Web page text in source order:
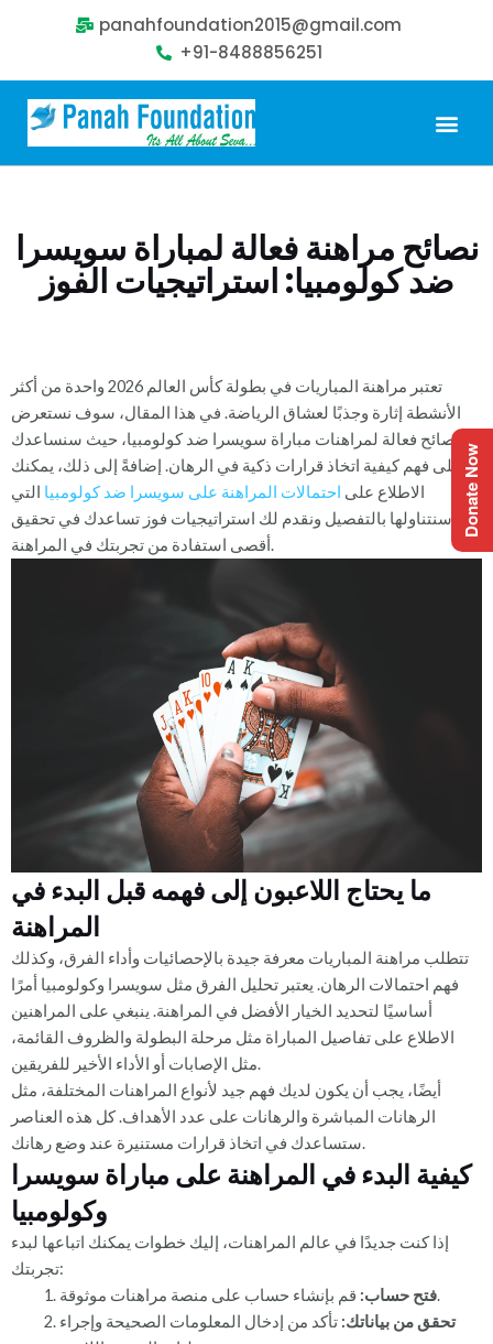
panahfoundation2015@gmail.com
+91-8488856251
نصائح مراهنة فعالة لمباراة سويسرا
ضد كولومبيا: استراتيجيات الفوز
تعتبر مراهنة المباريات في بطولة كأس العالم 2026 واحدة من أكثر
الأنشطة إثارة وجذبًا لعشاق الرياضة. في هذا المقال، سوف نستعرض
نصائح فعالة لمراهنات مباراة سويسرا ضد كولومبيا، حيث سنساعدك
على فهم كيفية اتخاذ قرارات ذكية في الرهان. إضافةً إلى ذلك، يمكنك
الاطلاع على احتمالات المراهنة على سويسرا ضد كولومبيا التي
سنتناولها بالتفصيل ونقدم لك استراتيجيات فوز تساعدك في تحقيق
أقصى استفادة من تجربتك في المراهنة.
ما يحتاج اللاعبون إلى فهمه قبل البدء في
المراهنة
تتطلب مراهنة المباريات معرفة جيدة بالإحصائيات وأداء الفرق، وكذلك
فهم احتمالات الرهان. يعتبر تحليل الفرق مثل سويسرا وكولومبيا أمرًا
أساسيًا لتحديد الخيار الأفضل في المراهنة. ينبغي على المراهنين
الاطلاع على تفاصيل المباراة مثل مرحلة البطولة والظروف القائمة،
مثل الإصابات أو الأداء الأخير للفريقين.
أيضًا، يجب أن يكون لديك فهم جيد لأنواع المراهنات المختلفة، مثل
الرهانات المباشرة والرهانات على عدد الأهداف. كل هذه العناصر
ستساعدك في اتخاذ قرارات مستنيرة عند وضع رهانك.
كيفية البدء في المراهنة على مباراة سويسرا
وكولومبيا
إذا كنت جديدًا في عالم المراهنات، إليك خطوات يمكنك اتباعها لبدء
تجربتك:
فتح حساب:قم بإنشاء حساب على منصة مراهنات موثوقة.
تحقق من بياناتك: تأكد من إدخال المعلومات الصحيحة وإجراء
Donate Now